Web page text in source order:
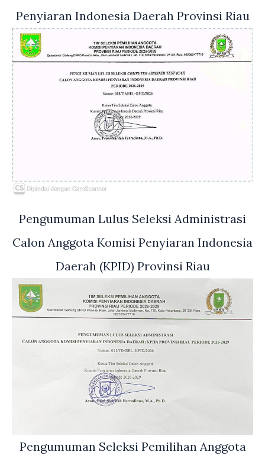
Penyiaran Indonesia Daerah Provinsi Riau
Pengumuman Lulus Seleksi Administrasi
Calon Anggota Komisi Penyiaran Indonesia
Daerah (KPID) Provinsi Riau
Pengumuman Seleksi Pemilihan Anggota